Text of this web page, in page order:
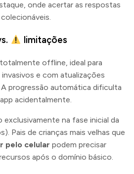
onde acertar as respostas
limitações
offline, ideal para
e com atualizações
progressão automática dificulta
acidentalmente.
exclusivamente na fase inicial da
Pais de crianças mais velhas que
pelo celular podem precisar
após o domínio básico.